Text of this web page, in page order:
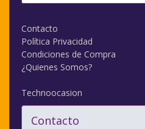
Contacto
Política Privacidad
Condiciones de Compra
¿Quienes Somos?
Technoocasion
Contacto